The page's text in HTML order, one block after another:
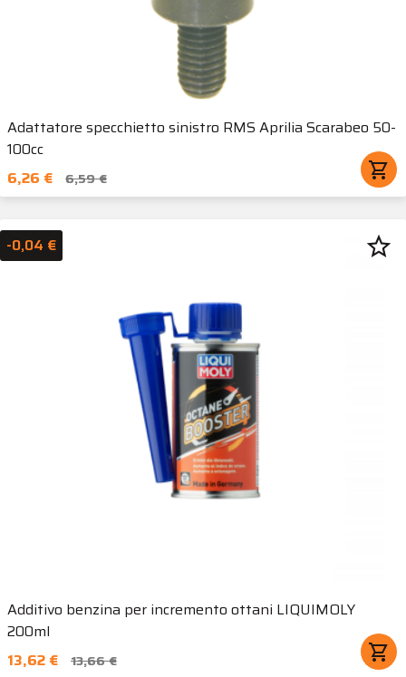
Adattatore specchietto sinistro RMS Aprilia Scarabeo 50-
100cc
6,26 €
6,59 € shopping_cart
Additivo benzina per incremento ottani LIQUIMOLY
200ml
13,62 €
13,66 € shopping_cart
-0,04 € star_border